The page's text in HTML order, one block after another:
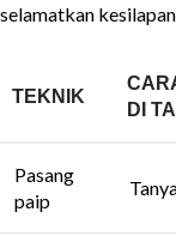
selamatkan kesilapan.
TEKNIK
DI
Pasang
paip